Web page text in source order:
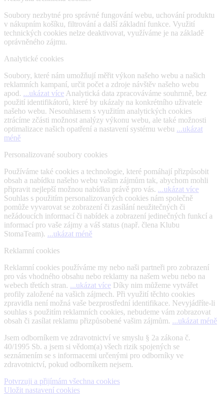
Kerr – Vstupte do nové éry Zendodoncie
SDI – Speciální nabídka
Soubory nezbytné pro správné fungování webu, uchování produktu
v nákupním košíku, filtrování a další základní funkce. Využití
technických cookies nelze deaktivovat, využíváme je na základě
oprávněného zájmu.
Analytické cookies
Soubory, které nám umožňují měřit výkon našeho webu a našich
reklamních kampaní, určit počet a zdroje návštěv našeho webu
apod. ...ukázat více Analytická data zpracováváme souhrnně, bez
použití identifikátorů, které by ukázaly na konkrétního uživatele
našeho webu. Nesouhlasem s využitím analytických cookies
ztrácíme zčásti možnost analýzy výkonu webu, ale také možnosti
optimalizace našich opatření a nastavení systému webu ...ukázat
méně
Personalizované soubory cookies
Používáme také cookies a technologie, které pomáhají přizpůsobit
obsah a nabídku našeho webu vašim zájmům tak, abychom mohli
připravit nejlepší možnou nabídku právě pro vás. ...ukázat více
Souhlas s použitím personalizovaných cookies nám společně
pomůže vyvarovat se zobrazení či zasílání neužitečných či
nežádoucích informací či nabídek a zobrazení jedinečných funkcí a
informací pro vaše zájmy a váš status (např. člena Klubu
StomaTeam). ...ukázat méně
Reklamní cookies
Reklamní cookies používáme my nebo naši partneři pro zobrazení
pro vás vhodného obsahu nebo reklamy na našem webu nebo na
webech třetích stran. ...ukázat více Díky nim můžeme vytvářet
profily založené na vašich zájmech. Při využití těchto cookies
zpravidla není možná vaše bezprostřední identifikace. Nevyjádříte-li
souhlas s použitím reklamních cookies, nebudeme vám zobrazovat
obsah či zasílat reklamu přizpůsobené vašim zájmům. ...ukázat méně
Jsem odborníkem ve zdravotnictví ve smyslu § 2a zákona č.
40/1995 Sb. a jsem si vědom(a) všech rizik spojených se
seznámením se s informacemi určenými pro odborníky ve
zdravotnictví, pokud odborníkem nejsem.
Potvrzuji a přijímám všechna cookies
Uložit nastavení cookies